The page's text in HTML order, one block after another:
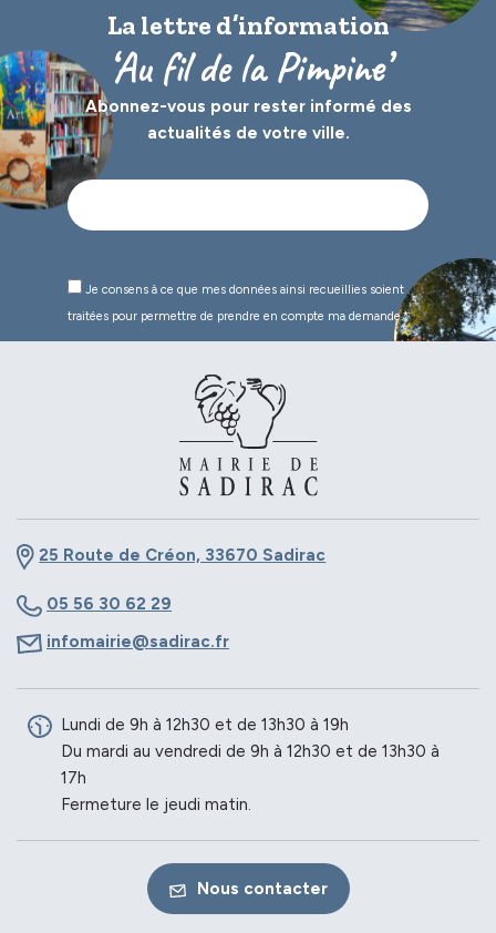
La lettre d’information
‘Au fil de la Pimpine’
Abonnez-vous pour rester informé des
actualités de votre ville.
Je consens à ce que mes données ainsi recueillies soient
traitées pour permettre de prendre en compte ma demande.*
25 Route de Créon, 33670 Sadirac
05 56 30 62 29
infomairie@sadirac.fr
Lundi de 9h à 12h30 et de 13h30 à 19h
Du mardi au vendredi de 9h à 12h30 et de 13h30 à
17h
Fermeture le jeudi matin.
Nous contacter